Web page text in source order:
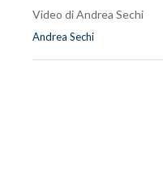
Video di Andrea Sechi
Andrea Sechi